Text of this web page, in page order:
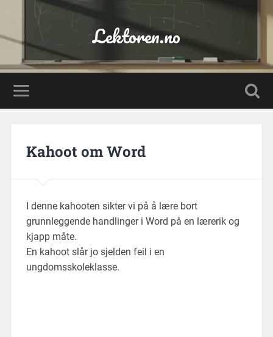
Lektoren.no
Kahoot om Word
I denne kahooten sikter vi på å lære bort
grunnleggende handlinger i Word på en lærerik og
kjapp måte.
En kahoot slår jo sjelden feil i en
ungdomsskoleklasse.